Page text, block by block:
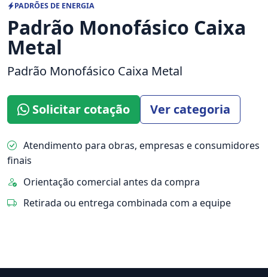
PADRÕES DE ENERGIA
Padrão Monofásico Caixa
Metal
Padrão Monofásico Caixa Metal
Solicitar cotação Ver categoria
Atendimento para obras, empresas e consumidores
finais
Orientação comercial antes da compra
Retirada ou entrega combinada com a equipe